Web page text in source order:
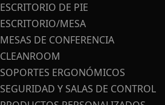
ESCRITORIO DE PIE
ESCRITORIO/MESA
MESAS DE CONFERENCIA
CLEANROOM
SOPORTES ERGONÓMICOS
SEGURIDAD Y SALAS DE CONTROL